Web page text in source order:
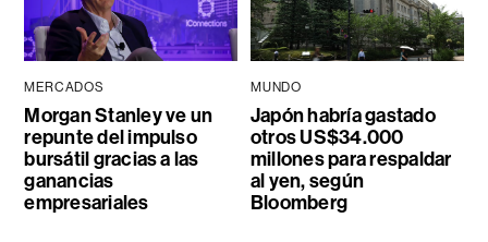
MERCADOS
Morgan Stanley ve un
repunte del impulso
bursátil gracias a las
ganancias
empresariales
MUNDO
Japón habría gastado
otros US$34.000
millones para respaldar
al yen, según
Bloomberg